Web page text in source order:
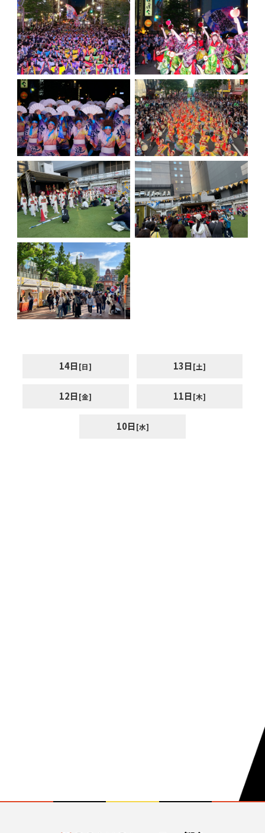
14日[日] 13日[土]
12日[金] 11日[木]
10日[水]